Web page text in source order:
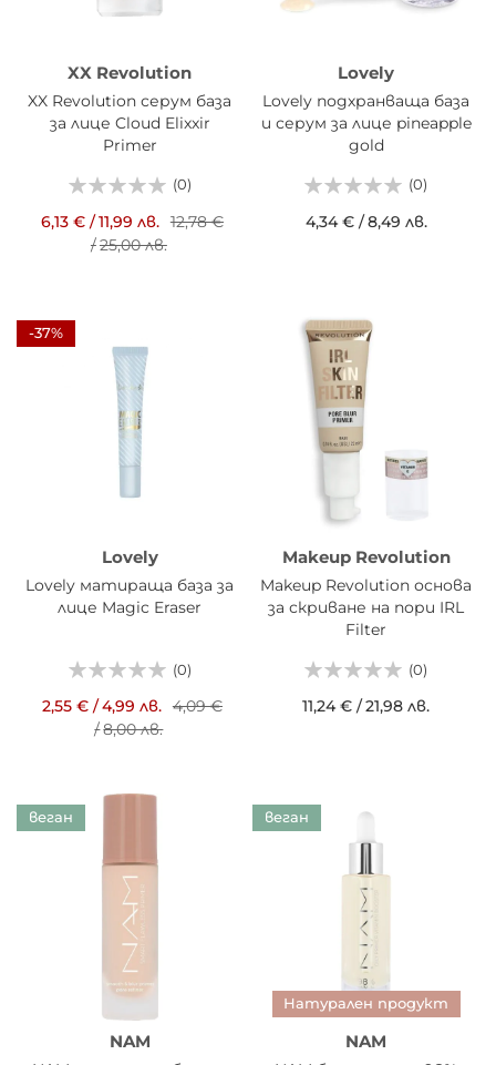
XX Revolution
XX Revolution серум база
за лице Cloud Elixxir
Primer
(0)
6,13 €/11,99 лв. 12,78 €
/25,00 лв.
Lovely
Lovely подхранваща база
и серум за лице pineapple
gold
(0)
4,34 €/8,49 лв.
-37%
Lovely
Lovely матираща база за
лице Magic Eraser
(0)
2,55 €/4,99 лв. 4,09 €
/8,00 лв.
Makeup Revolution
Makeup Revolution основа
за скриване на пори IRL
Filter
(0)
11,24 € /21,98 лв.
веган
NAM
веган
Натурален продукт
NAM